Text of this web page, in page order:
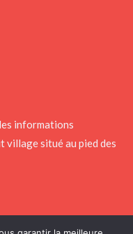
informations
village situé au pied des